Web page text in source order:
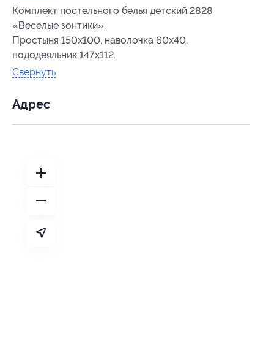
Комплект постельного белья детский 2828
«Веселые зонтики».
Простыня 150x100, наволочка 60x40,
пододеяльник 147x112.
Свернуть
Адрес